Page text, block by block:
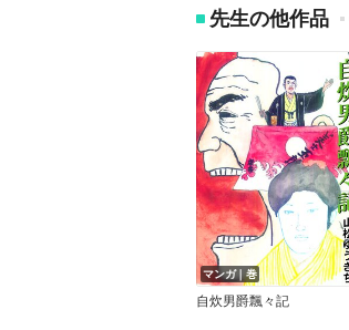
先生の他作品
マンガ｜巻
自炊男爵飄々記